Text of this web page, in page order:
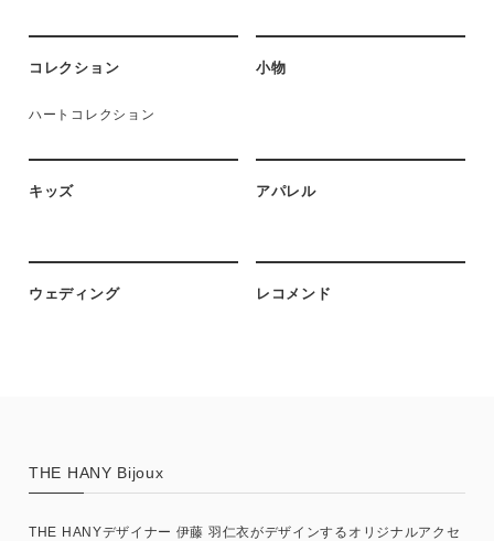
コレクション
ハートコレクション
小物
キッズ アパレル
ウェディング レコメンド
THE HANY Bijoux
THE HANYデザイナー 伊藤 羽仁衣がデザインするオリジナルアクセ